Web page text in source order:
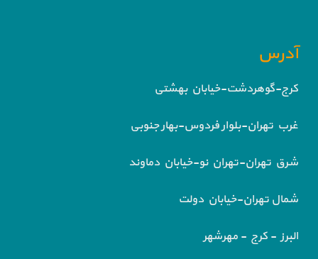
آدرس
کرج-گوهردشت-خیابان بهشتی
غرب تهران-بلوار فردوس-بهار جنوبی
شرق تهران-تهران نو-خیابان دماوند
شمال تهران-خیابان دولت
البرز - کرج - مهرشهر